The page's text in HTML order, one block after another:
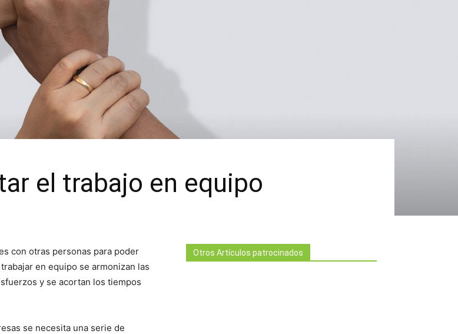
el trabajo en equipo
con otras personas para poder
en equipo se armonizan las
y se acortan los tiempos
se necesita una serie de
Otros Artículos patrocinados